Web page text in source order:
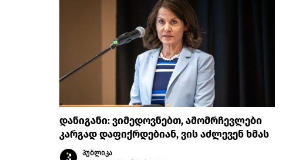
დანიგანი: ვიმედოვნებთ, ამომრჩევლები
კარგად დაფიქრდებიან, ვის აძლევენ ხმას
პუბლიკა